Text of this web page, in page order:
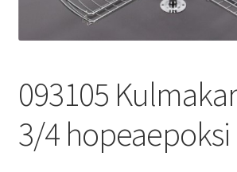
093105
3/4 hopeaepoksi